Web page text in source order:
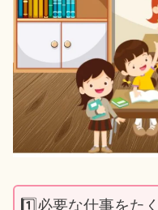
1️⃣必要な仕事をた